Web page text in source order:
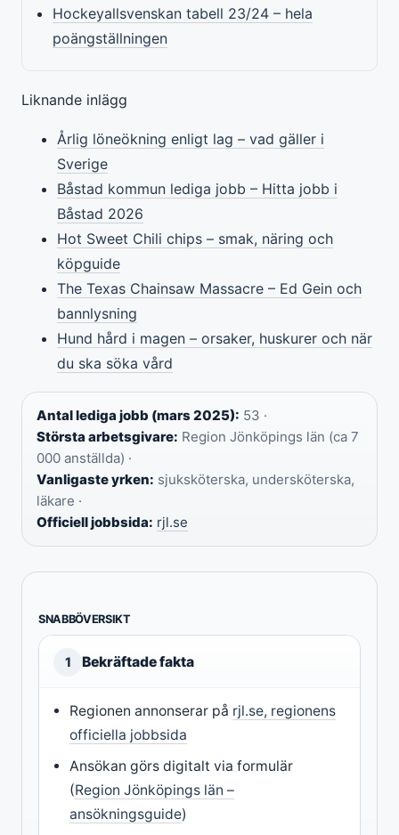
Hockeyallsvenskan tabell 23/24 – hela
poängställningen
Liknande inlägg
Årlig löneökning enligt lag – vad gäller i
Sverige
Båstad kommun lediga jobb – Hitta jobb i
Båstad 2026
Hot Sweet Chili chips – smak, näring och
köpguide
The Texas Chainsaw Massacre – Ed Gein och
bannlysning
Hund hård i magen – orsaker, huskurer och när
du ska söka vård
Antal lediga jobb (mars 2025): 53 ·
Största arbetsgivare: Region Jönköpings län (ca 7
000 anställda) ·
Vanligaste yrken: sjuksköterska, undersköterska,
läkare ·
Officiell jobbsida: rjl.se
SNABBÖVERSIKT
1 Bekräftade fakta
Regionen annonserar på rjl.se, regionens
officiella jobbsida
Ansökan görs digitalt via formulär
(Region Jönköpings län –
ansökningsguide)